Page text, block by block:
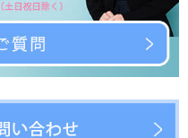
吸引マシンです。静かな音で快適な
イフが入荷しました！早い者勝ちで
用お待ちしております！
ました！